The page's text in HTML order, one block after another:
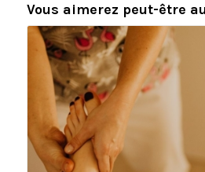
Vous aimerez peut-être